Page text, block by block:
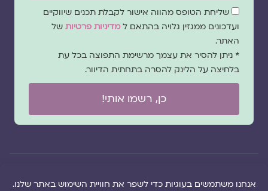
שדה
הסכמה
שליחת הטופס מהווה אישור לקבלת תכנים שיווקיים
ועדכונים ממגזין גלויה בהתאם למדיניות פרטיות של
האתר.
* ניתן להסיר את עצמך מרשימת התפוצה בכל עת
בלחיצה על הלינק להסרה בתחתית הדיוור.
כן, רשמו אותי!
הוקם ב ❤ על ידי –